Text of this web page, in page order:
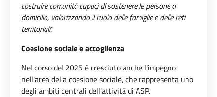
costruire comunità capaci di sostenere le persone a
domicilio, valorizzando il ruolo delle famiglie e delle reti
territoriali."
Coesione sociale e accoglienza
Nel corso del 2025 è cresciuto anche l'impegno
nell'area della coesione sociale, che rappresenta uno
degli ambiti centrali dell'attività di ASP.